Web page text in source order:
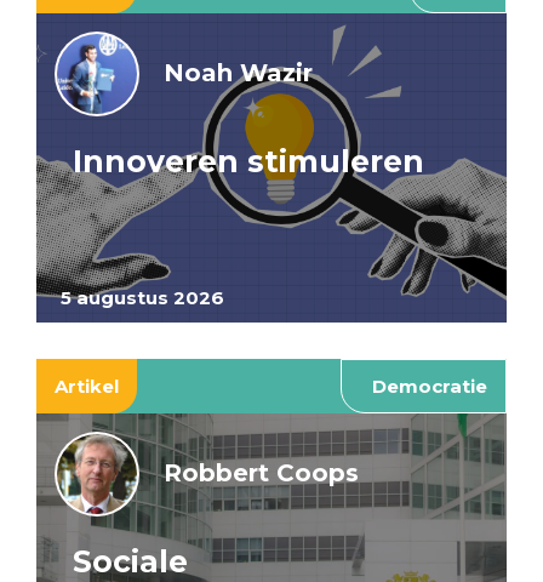
5 augustus 2026
Noah Wazir
Innoveren stimuleren
Artikel Democratie
Robbert Coops
Sociale